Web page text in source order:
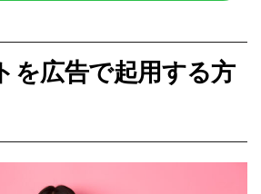
を広告で起用する方